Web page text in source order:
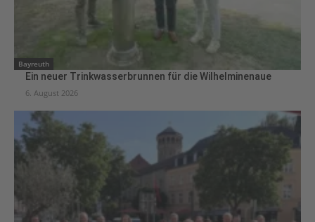
Bayreuth
Ein neuer Trinkwasserbrunnen für die Wilhelminenaue
6. August 2026